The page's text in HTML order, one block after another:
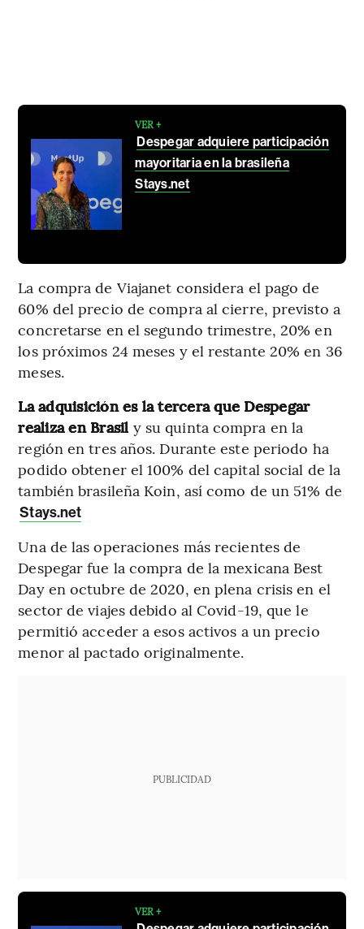
VER +
Despegar adquiere participación
mayoritaria en la brasileña
Stays.net
La compra de Viajanet considera el pago de
60% del precio de compra al cierre, previsto a
concretarse en el segundo trimestre, 20% en
los próximos 24 meses y el restante 20% en 36
meses.
La adquisición es la tercera que Despegar
realiza en Brasil y su quinta compra en la
región en tres años. Durante este periodo ha
podido obtener el 100% del capital social de la
también brasileña Koin, así como de un 51% de
Stays.net
Una de las operaciones más recientes de
Despegar fue la compra de la mexicana Best
Day en octubre de 2020, en plena crisis en el
sector de viajes debido al Covid-19, que le
permitió acceder a esos activos a un precio
menor al pactado originalmente.
PUBLICIDAD
VER +